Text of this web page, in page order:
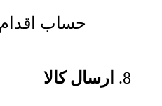
حساب اقدام
ارسال کالا